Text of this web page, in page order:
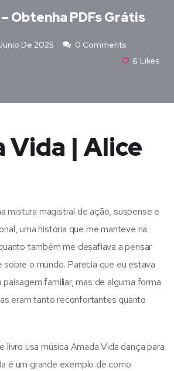
Obtenha PDFs Grátis
De 2025
0 Comments
6 Likes
Vida | Alice
mistura magistral de ação, suspense e
uma história que me manteve na
também me desafiava a pensar
o mundo. Parecia que eu estava
paisagem familiar, mas de alguma forma
eram tanto reconfortantes quanto
livro usa música Amada Vida dança para
é um grande exemplo de como